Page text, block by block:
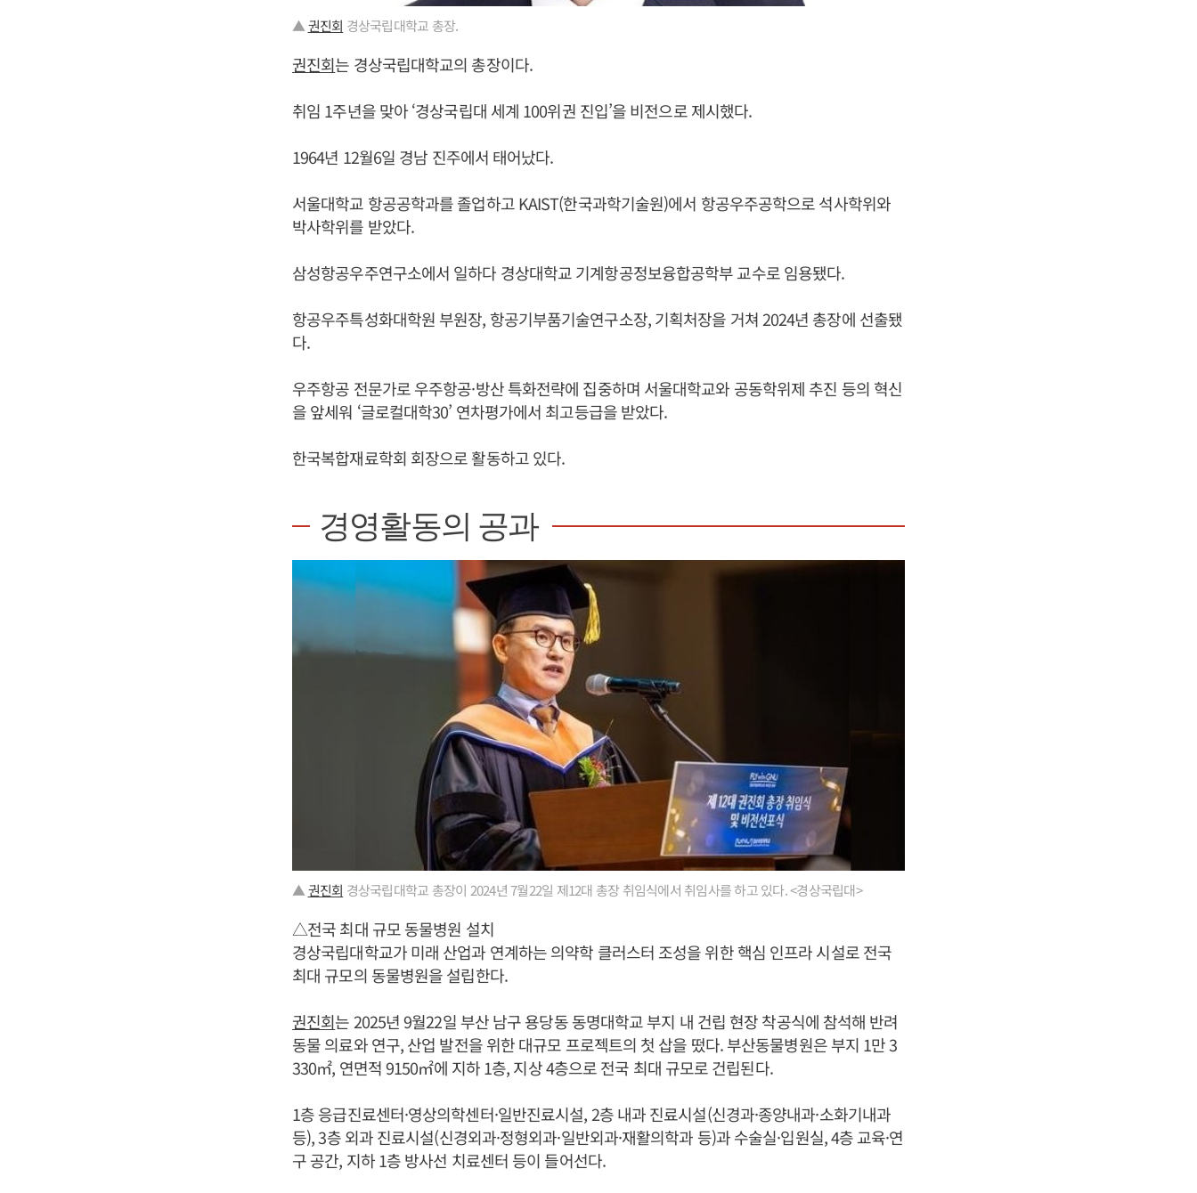
▲권진회 경상국립대학교 총장.
권진회는 경상국립대학교의 총장이다.
취임 1주년을 맞아 ‘경상국립대 세계 100위권 진입’을 비전으로 제시했다.
1964년 12월6일 경남 진주에서 태어났다.
서울대학교 항공공학과를 졸업하고 KAIST(한국과학기술원)에서 항공우주공학으로 석사학위와
박사학위를 받았다.
삼성항공우주연구소에서 일하다 경상대학교 기계항공정보융합공학부 교수로 임용됐다.
항공우주특성화대학원 부원장, 항공기부품기술연구소장, 기획처장을 거쳐 2024년 총장에 선출됐
다.
우주항공 전문가로 우주항공·방산 특화전략에 집중하며 서울대학교와 공동학위제 추진 등의 혁신
을 앞세워 ‘글로컬대학30’ 연차평가에서 최고등급을 받았다.
한국복합재료학회 회장으로 활동하고 있다.
경영활동의 공과
▲권진회 경상국립대학교 총장이 2024년 7월22일 제12대 총장 취임식에서 취임사를 하고 있다. <경상국립대>
△전국 최대 규모 동물병원 설치
경상국립대학교가 미래 산업과 연계하는 의약학 클러스터 조성을 위한 핵심 인프라 시설로 전국
최대 규모의 동물병원을 설립한다.
권진회는 2025년 9월22일 부산 남구 용당동 동명대학교 부지 내 건립 현장 착공식에 참석해 반려
동물 의료와 연구, 산업 발전을 위한 대규모 프로젝트의 첫 삽을 떴다. 부산동물병원은 부지 1만 3
330㎡, 연면적 9150㎡에 지하 1층, 지상 4층으로 전국 최대 규모로 건립된다.
1층 응급진료센터·영상의학센터·일반진료시설, 2층 내과 진료시설(신경과·종양내과·소화기내과
등), 3층 외과 진료시설(신경외과·정형외과·일반외과·재활의학과 등)과 수술실·입원실, 4층 교육·연
구 공간, 지하 1층 방사선 치료센터 등이 들어선다.